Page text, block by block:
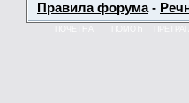
Правила форума-